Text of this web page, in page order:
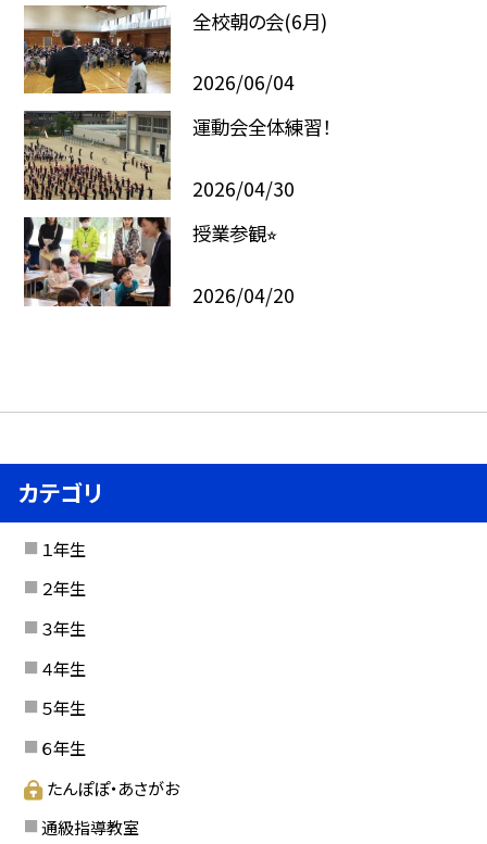
全校朝の会(6月)
2026/06/04
運動会全体練習！
2026/04/30
授業参観⭐︎
2026/04/20
カテゴリ
１年生
２年生
３年生
４年生
５年生
６年生
たんぽぽ・あさがお
通級指導教室